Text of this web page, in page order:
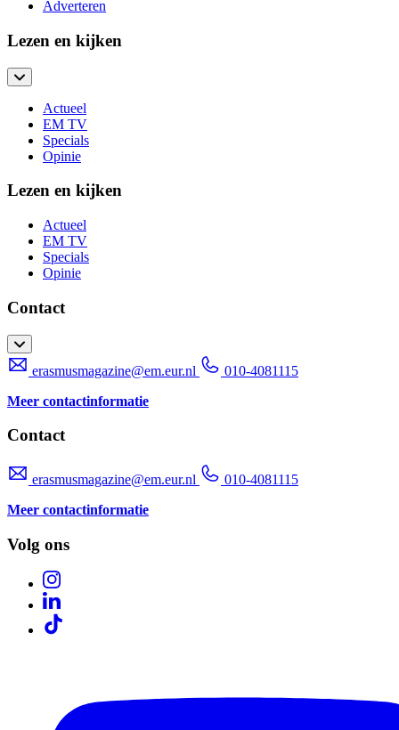
Adverteren
Lezen en kijken
Actueel
EM TV
Specials
Opinie
Lezen en kijken
Actueel
EM TV
Specials
Opinie
Contact
erasmusmagazine@em.eur.nl
010-4081115
Meer contactinformatie
Contact
erasmusmagazine@em.eur.nl
010-4081115
Meer contactinformatie
Volg ons